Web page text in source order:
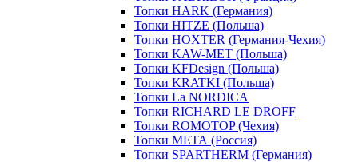
Топки HARK (Германия)
Топки HITZE (Польша)
Топки HOXTER (Германия-Чехия)
Топки KAW-MET (Польша)
Топки KFDesign (Польша)
Топки KRATKI (Польша)
Топки La NORDICA
Топки RICHARD LE DROFF
Топки ROMOTOP (Чехия)
Топки МЕТА (Россия)
Топки SPARTHERM (Германия)